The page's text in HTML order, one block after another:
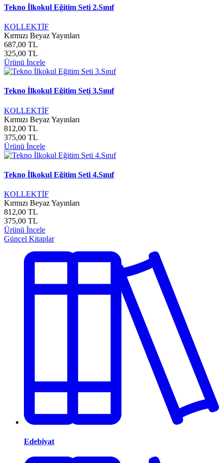
Tekno İlkokul Eğitim Seti 2.Sınıf
KOLLEKTİF
Kırmızı Beyaz Yayınları
687,00 TL
325,00 TL
Ürünü İncele
Tekno İlkokul Eğitim Seti 3.Sınıf
KOLLEKTİF
Kırmızı Beyaz Yayınları
812,00 TL
375,00 TL
Ürünü İncele
Tekno İlkokul Eğitim Seti 4.Sınıf
KOLLEKTİF
Kırmızı Beyaz Yayınları
812,00 TL
375,00 TL
Ürünü İncele
Güncel Kitaplar
Edebiyat